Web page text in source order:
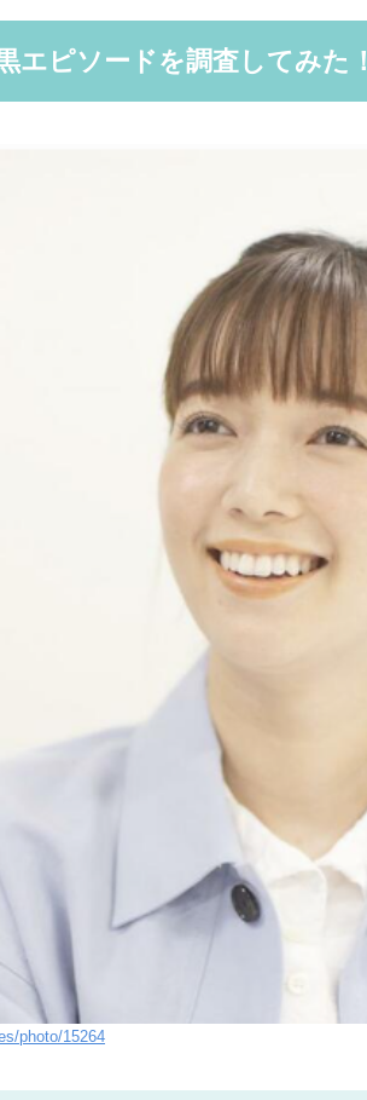
エピソードを調査してみた！
photo/15264